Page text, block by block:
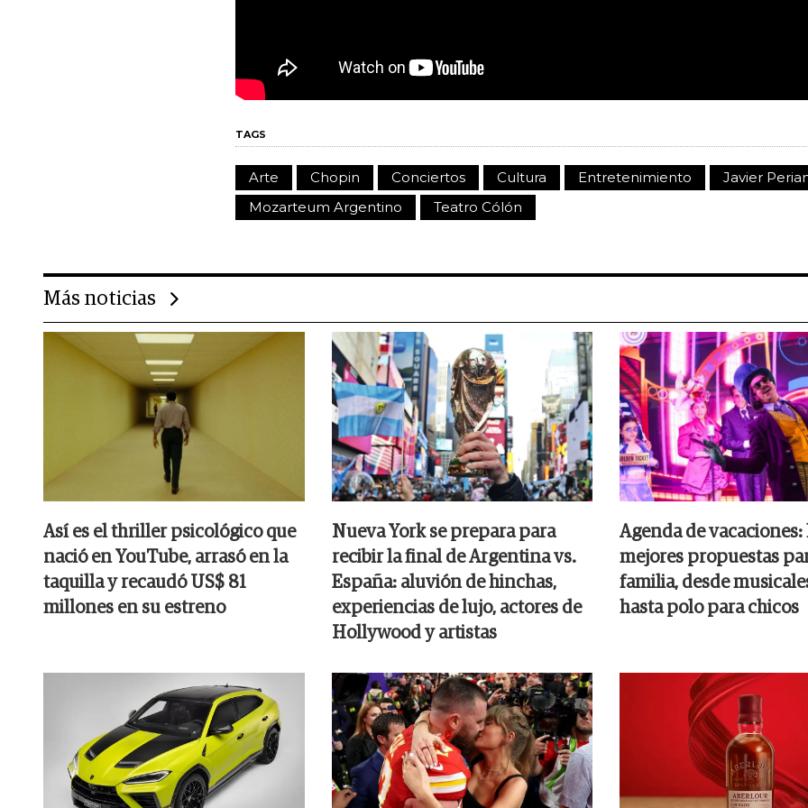
TAGS
Arte Chopin Conciertos Cultura Entretenimiento
Javier
Mozarteum Argentino
Teatro Cólón
Más noticias
Así es el thriller psicológico que
nació en YouTube, arrasó en la
taquilla y recaudó US$ 81
millones en su estreno
Nueva York se prepara para
recibir la final de Argentina vs.
España: aluvión de hinchas,
experiencias de lujo, actores de
Hollywood y artistas
Agenda de vacaciones:
mejores propuestas
familia, desde
hasta polo para chicos